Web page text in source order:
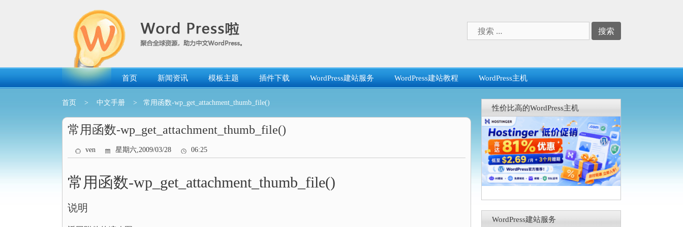
索：
首页 新闻资讯 模板主题 插件下载 WordPress建站服务 WordPress建站教程 WordPress主机
首页 > 中文手册 > 常用函数-wp_get_attachment_thumb_file()
常用函数-wp_get_attachment_thumb_file()
ven 星期六,2009/03/28 06:25
常用函数-wp_get_attachment_thumb_file()
说明
性价比高的WordPress主机
WordPress建站服务